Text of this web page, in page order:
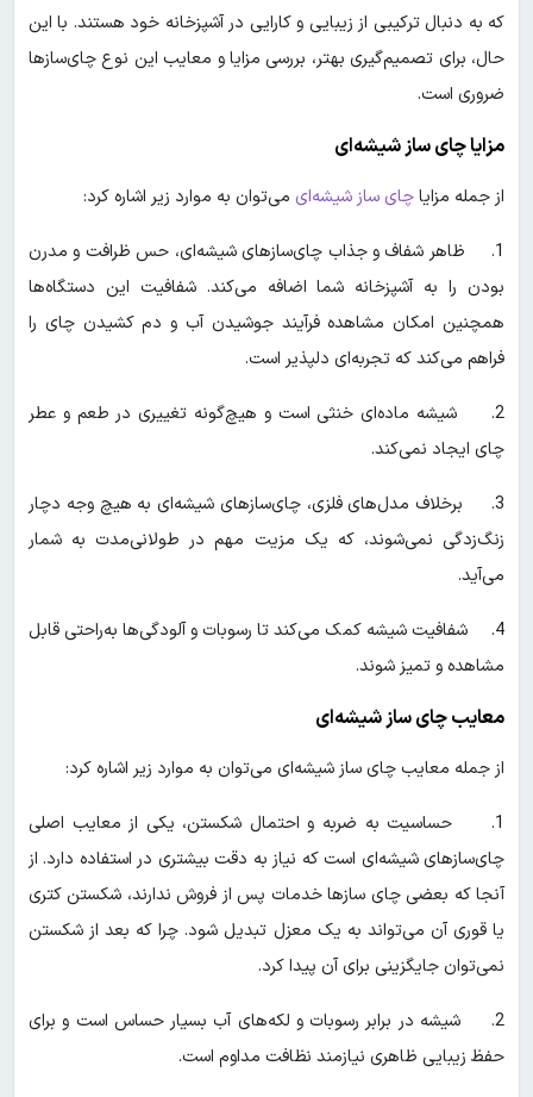
که به دنبال ترکیبی از زیبایی و کارایی در آشپزخانه خود هستند. با این
حال، برای تصمیم‌گیری بهتر، بررسی مزایا و معایب این نوع چای‌سازها
ضروری است.
مزایا چای ساز شیشه‌ای
از جمله مزایاچای ساز شیشه‌ای می‌توان به موارد زیر اشاره کرد:
1. ظاهر شفاف و جذاب چای‌سازهای شیشه‌ای، حس ظرافت و مدرن
بودن را به آشپزخانه شما اضافه می‌کند. شفافیت این دستگاه‌ها
همچنین امکان مشاهده فرآیند جوشیدن آب و دم کشیدن چای را
فراهم می‌کند که تجربه‌ای دلپذیر است.
2. شیشه ماده‌ای خنثی است و هیچ‌گونه تغییری در طعم و عطر
چای ایجاد نمی‌کند.
3. برخلاف مدل‌های فلزی، چای‌سازهای شیشه‌ای به هیچ وجه دچار
زنگ‌زدگی نمی‌شوند، که یک مزیت مهم در طولانی‌مدت به شمار
می‌آید.
4. شفافیت شیشه کمک می‌کند تا رسوبات و آلودگی‌ها به‌راحتی قابل
مشاهده و تمیز شوند.
معایب چای ساز شیشه‌ای
از جمله معایب چای ساز شیشه‌ای می‌توان به موارد زیر اشاره کرد:
1. حساسیت به ضربه و احتمال شکستن، یکی از معایب اصلی
چای‌سازهای شیشه‌ای است که نیاز به دقت بیشتری در استفاده دارد. از
آنجا که بعضی چای سازها خدمات پس از فروش ندارند، شکستن کتری
یا قوری آن می‌تواند به یک معزل تبدیل شود. چرا که بعد از شکستن
نمی‌توان جایگزینی برای آن پیدا کرد.
2. شیشه در برابر رسوبات و لکه‌های آب بسیار حساس است و برای
حفظ زیبایی ظاهری نیازمند نظافت مداوم است.